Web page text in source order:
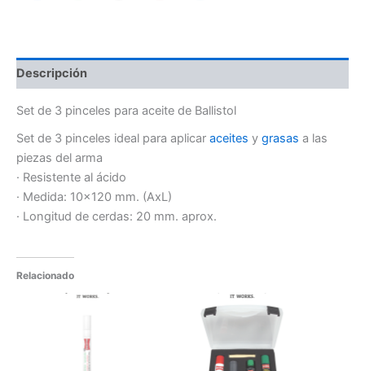
Descripción
Set de 3 pinceles para aceite de Ballistol
Set de 3 pinceles ideal para aplicar aceites y grasas a las
piezas del arma
· Resistente al ácido
· Medida: 10×120 mm. (AxL)
· Longitud de cerdas: 20 mm. aprox.
Relacionado